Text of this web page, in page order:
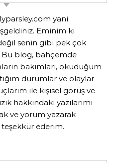
yani
Eminim ki
senin gibi pek çok
Bu blog, bahçemde
bakımları, okuduğum
durumlar ve olaylar
ile kişisel görüş ve
hakkındaki yazılarımı
ve yorum yazarak
teşekkür ederim.